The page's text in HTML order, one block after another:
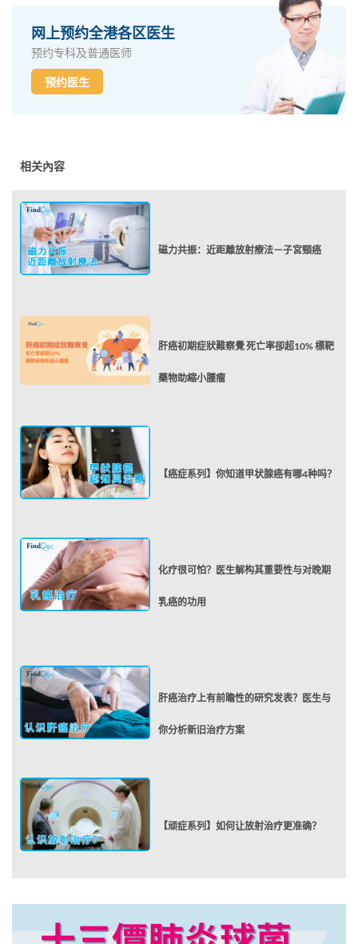
网上预约全港各区医生
预约专科及普通医师
预约医生
相关內容
磁力共振：近距離放射療法－子宮頸癌
肝癌初期症狀難察覺 死亡率卻超10% 標靶
藥物助縮小腫瘤
【癌症系列】你知道甲状腺癌有哪4种吗？
化疗很可怕？医生解构其重要性与对晚期
乳癌的功用
肝癌治疗上有前瞻性的研究发表？医生与
你分析新旧治疗方案
【顽症系列】如何让放射治疗更准确？